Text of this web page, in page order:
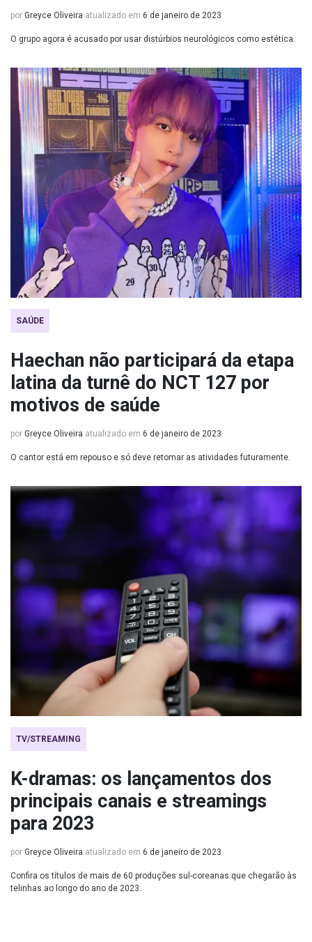
por Greyce Oliveira atualizado em 6 de janeiro de 2023
O grupo agora é acusado por usar distúrbios neurológicos como estética.
SAÚDE
Haechan não participará da etapa
latina da turnê do NCT 127 por
motivos de saúde
por Greyce Oliveira atualizado em 6 de janeiro de 2023
O cantor está em repouso e só deve retomar as atividades futuramente.
TV/STREAMING
K-dramas: os lançamentos dos
principais canais e streamings
para 2023
por Greyce Oliveira atualizado em 6 de janeiro de 2023
Confira os títulos de mais de 60 produções sul-coreanas que chegarão às
telinhas ao longo do ano de 2023.